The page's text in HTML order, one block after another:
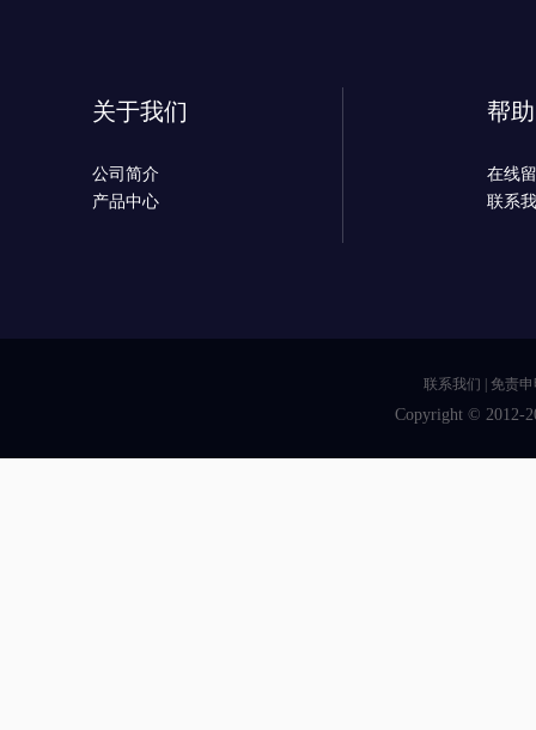
关于我们
公司简介
产品中心
帮
在线
联系
联系我们 免责
Copyright © 2012-